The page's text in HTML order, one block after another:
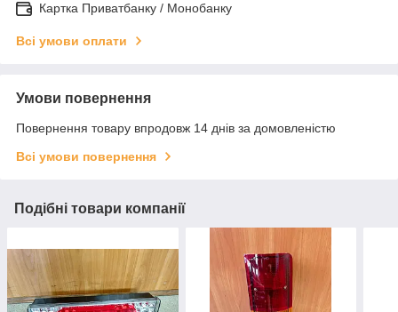
Картка Приватбанку / Монобанку
Всі умови оплати
Умови повернення
Повернення товару впродовж 14 днів за домовленістю
Всі умови повернення
Подібні товари компанії